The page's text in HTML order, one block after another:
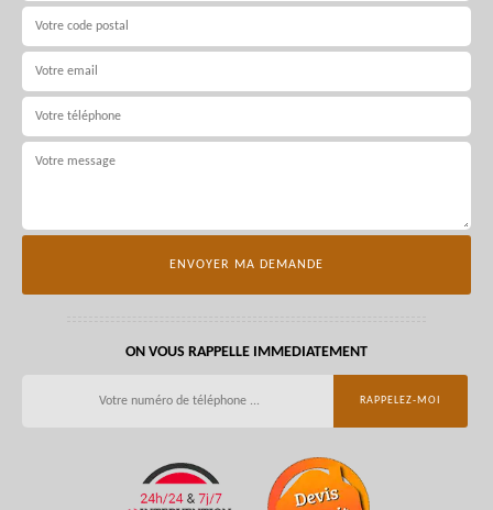
ON VOUS RAPPELLE IMMEDIATEMENT